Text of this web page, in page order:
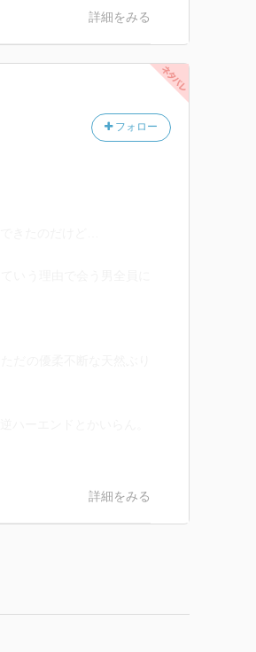
詳細をみる
フォロー
詳細をみる